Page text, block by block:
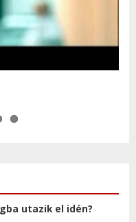
utazik el idén?